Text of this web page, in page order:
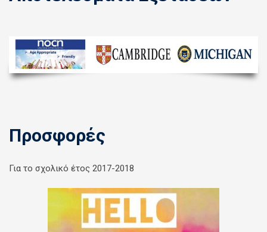
Προσφορές
Για το σχολικό έτος 2017-2018